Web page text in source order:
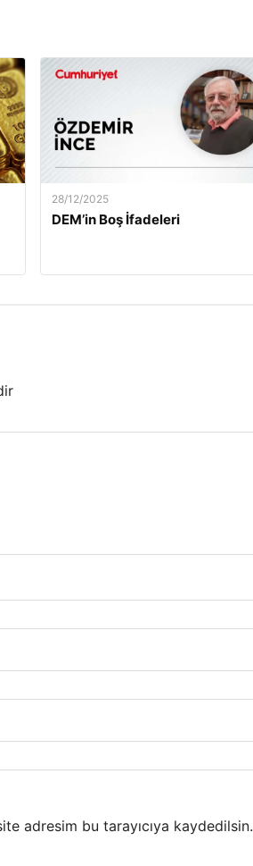
28/12/2025
DEM’in Boş İfadeleri
adresim bu tarayıcıya kaydedilsin.